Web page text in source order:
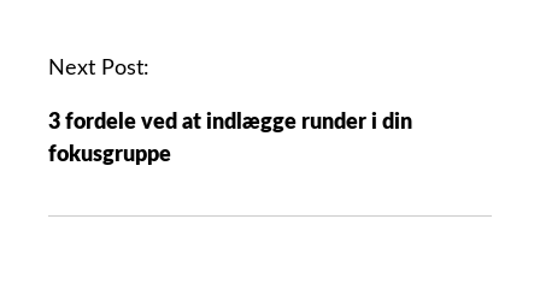
Next Post:
3 fordele ved at indlægge runder i din
fokusgruppe